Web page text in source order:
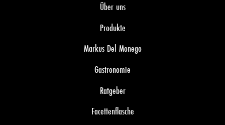
Über uns
Produkte
Markus Del Monego
Gastronomie
Ratgeber
Facettenflasche